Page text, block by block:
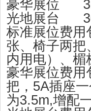
豪华展位
光地展台
标准展位费用
张、椅子两把
内用电）、
豪华展位费
把， 5A插座
为3.5m,增配